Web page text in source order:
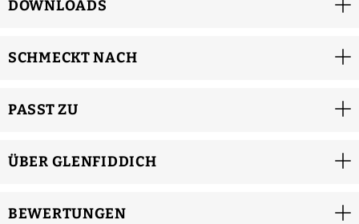
DOWNLOADS
SCHMECKT NACH
PASST ZU
ÜBER GLENFIDDICH
BEWERTUNGEN